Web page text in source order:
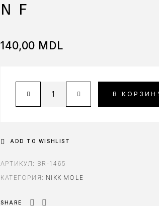
NF
140,00 MDL
В
ADD TO WISHLIST
АРТИКУЛ: BR-1465
КАТЕГОРИЯ: NIKK MOLE
SHARE